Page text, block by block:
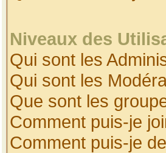
Niveaux des
Qui sont les
Qui sont les
Que sont les
Comment puis-je
Comment puis-je